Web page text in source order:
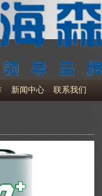
新闻中心 联系我们